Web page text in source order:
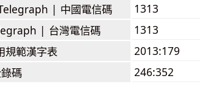
| 中國電信碼
1313
| 台灣電信碼
1313
規範漢字表
2013:179
碼 246:352